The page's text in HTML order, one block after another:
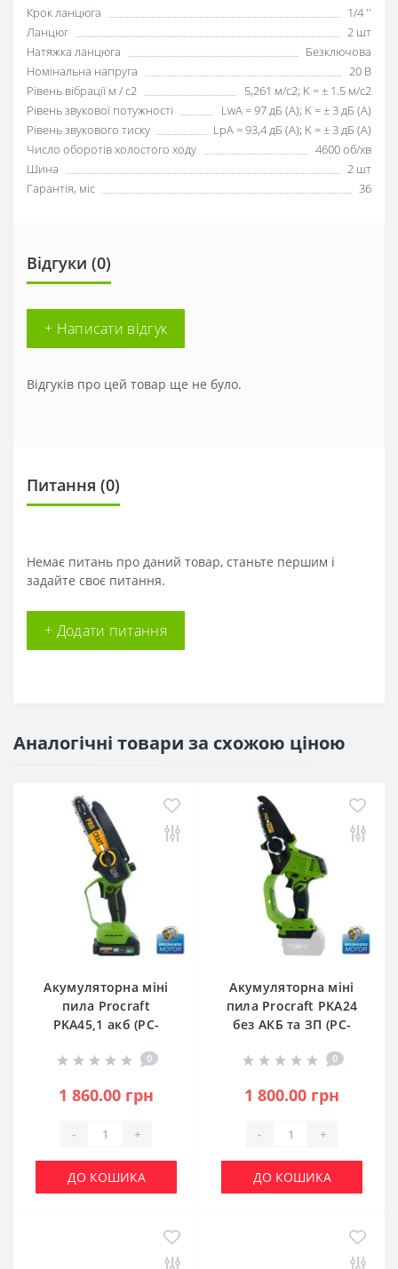
Крок ланцюга
1/4 ''
Ланцюг
2 шт
Натяжка ланцюга
Безключова
Номінальна напруга
20 В
Рівень вібрації м / с2
5,261 м/с2; K = ± 1.5 м/с2
Рівень звукової потужності
LwA = 97 дБ (А); K = ± 3 дБ (А)
Рівень звукового тиску
LpA = 93,4 дБ (А); K = ± 3 дБ (А)
Число оборотів холостого ходу
4600 об/хв
Шина
2 шт
Гарантія, міс
36
Відгуки (0)
+ Написати відгук
Відгуків про цей товар ще не було.
Питання (0)
Немає питань про даний товар, станьте першим і
задайте своє питання.
+ Додати питання
Аналогічні товари за схожою ціною
Акумуляторна міні
пила Procraft
PKA45,1 акб (PC-
0
1 860.00 грн
- +
ДО КОШИКА
Акумуляторна міні
пила Procraft PKA24
без АКБ та ЗП (PC-
0
1 800.00 грн
- +
ДО КОШИКА